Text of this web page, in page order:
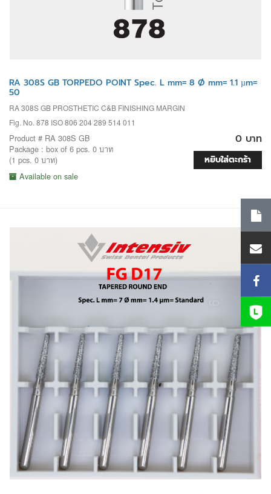
RA 308S GB TORPEDO POINT Spec. L mm= 8 Ø mm= 1.1 µm=
50
RA 308S GB PROSTHETIC C&B FINISHING MARGIN
Fig. No. 878 ISO 806 204 289 514 011
Product # RA 308S GB
Package : box of 6 pcs. 0 บาท
(1 pcs. 0 บาท)
Available on sale
0 บาท
หยิบใส่ตะกร้า